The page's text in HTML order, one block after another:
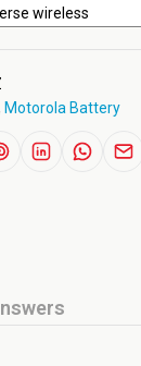
wireless
Motorola Battery